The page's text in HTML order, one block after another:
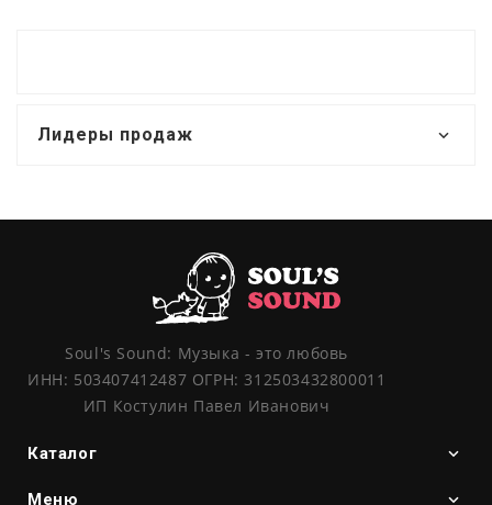
Лидеры продаж
Soul's Sound: Музыка - это любовь
ИНН: 503407412487 ОГРН: 312503432800011
ИП Костулин Павел Иванович
Каталог
Меню